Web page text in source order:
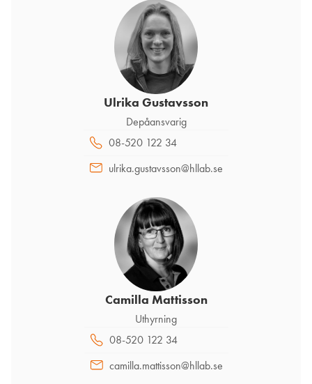
Ulrika Gustavsson
Depåansvarig
08-520 122 34
ulrika.gustavsson@hllab.se
Camilla Mattisson
Uthyrning
08-520 122 34
camilla.mattisson@hllab.se